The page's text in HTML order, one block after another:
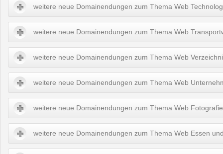
weitere neue Domainendungen zum Thema Web
weitere neue Domainendungen zum Thema Web
weitere neue Domainendungen zum Thema Web
weitere neue Domainendungen zum Thema Web
weitere neue Domainendungen zum Thema Web Fotografie
weitere neue Domainendungen zum Thema Web Essen